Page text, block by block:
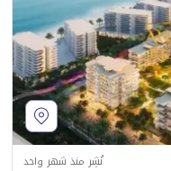
نُشِر منذ شهر واحد